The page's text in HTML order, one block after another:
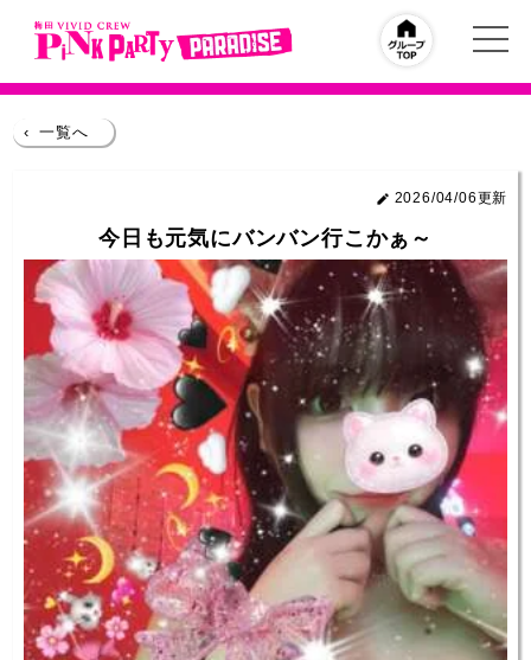
‹ 一覧へ
2026/04/06更新
今日も元気にバンバン行こかぁ～